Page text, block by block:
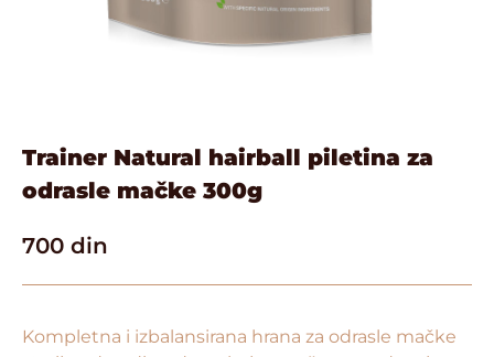
Trainer Natural hairball piletina za
odrasle mačke 300g
700 din
Kompletna i izbalansirana hrana za odrasle mačke